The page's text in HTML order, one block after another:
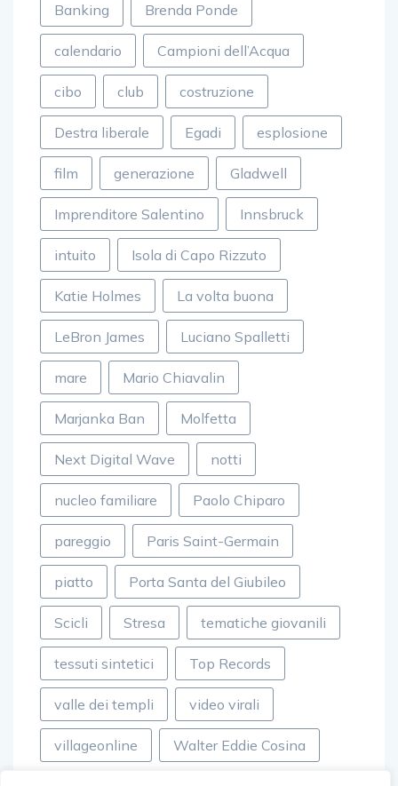
Banking Brenda Ponde
calendario Campioni dell’Acqua
cibo club costruzione
Destra liberale Egadi esplosione
film generazione Gladwell
Imprenditore Salentino Innsbruck
intuito Isola di Capo Rizzuto
Katie Holmes La volta buona
LeBron James Luciano Spalletti
mare Mario Chiavalin
Marjanka Ban Molfetta
Next Digital Wave notti
nucleo familiare Paolo Chiparo
pareggio Paris Saint-Germain
piatto Porta Santa del Giubileo
Scicli Stresa tematiche giovanili
tessuti sintetici Top Records
valle dei templi video virali
villageonline Walter Eddie Cosina